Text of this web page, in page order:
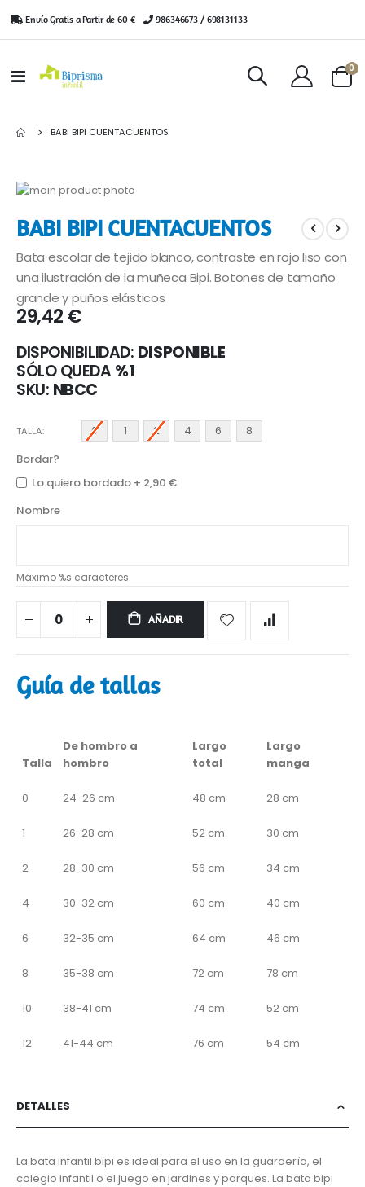
Envío Gratis a Partir de 60 € | 986346673 / 698131133
Toggle
Cart
0
BABI BIPI CUENTACUENTOS
Saltar
final
de
la
galería
de
imágenes
al
comienzo
de
la
galería
de
imágenes
BABI BIPI CUENTACUENTOS
Bata escolar de tejido blanco, contraste en rojo liso con
una ilustración de la muñeca Bipi. Botones de tamaño
grande y puños elásticos
29,42 €
DISPONIBILIDAD: DISPONIBLE
SÓLO QUEDA %1
SKU NBCC
TALLA 0 1 2 4 6
8
Bordar?
Lo quiero bordado + 2,90 €
Nombre
Máximo %s caracteres.
AÑADIR
Guía de tallas
Talla
De hombro a
hombro
Largo
total
Largo
manga
0 24-26 cm 48 cm 28 cm
1 26-28 cm 52 cm 30 cm
2 28-30 cm 56 cm 34 cm
4 30-32 cm 60 cm 40 cm
6 32-35 cm 64 cm 46 cm
8 35-38 cm 72 cm 78 cm
10 38-41 cm 74 cm 52 cm
12 41-44 cm 76 cm 54 cm
DETALLES
La bata infantil bipi es ideal para el uso en la guardería, el
colegio infantil o el juego en jardines y parques. La bata bipi